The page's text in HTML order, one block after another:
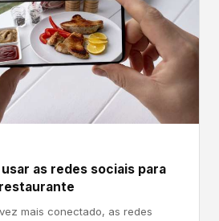
as redes sociais para
mais conectado, as redes